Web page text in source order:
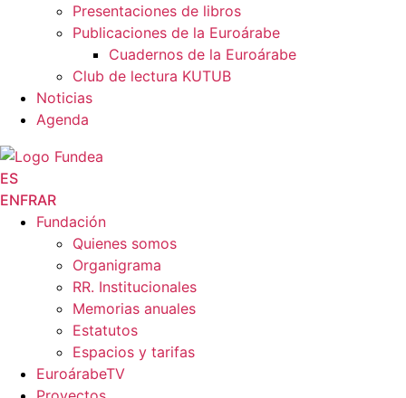
Presentaciones de libros
Publicaciones de la Euroárabe
Cuadernos de la Euroárabe
Club de lectura KUTUB
Noticias
Agenda
ES
ENFRAR
Fundación
Quienes somos
Organigrama
RR. Institucionales
Memorias anuales
Estatutos
Espacios y tarifas
EuroárabeTV